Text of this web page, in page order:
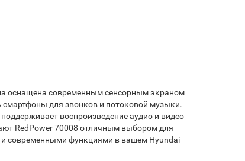
оснащена современным сенсорным экраном
для звонков и потоковой музыки.
воспроизведение аудио и видео
RedPower 70008 отличным выбором для
и современными функциями в вашем Hyundai